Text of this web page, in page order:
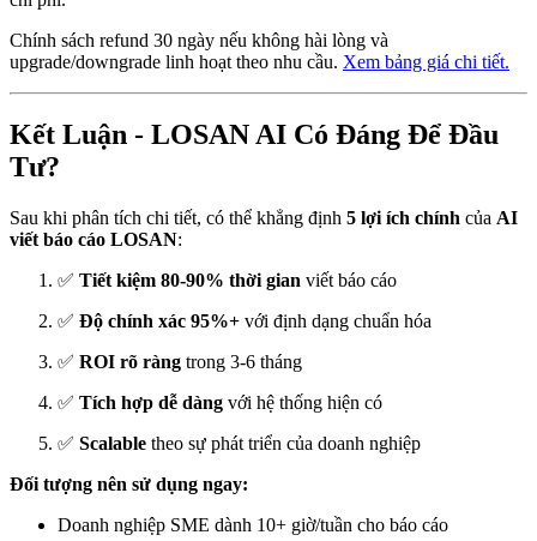
Chính sách refund 30 ngày nếu không hài lòng và
upgrade/downgrade linh hoạt theo nhu cầu. Xem bảng giá chi tiết.
Kết Luận - LOSAN AI Có Đáng Để Đầu
Tư?
Sau khi phân tích chi tiết, có thể khẳng định 5 lợi ích chính của AI
viết báo cáo LOSAN:
✅ Tiết kiệm 80-90% thời gian viết báo cáo
✅ Độ chính xác 95%+ với định dạng chuẩn hóa
✅ ROI rõ ràng trong 3-6 tháng
✅ Tích hợp dễ dàng với hệ thống hiện có
✅ Scalable theo sự phát triển của doanh nghiệp
Đối tượng nên sử dụng ngay:
Doanh nghiệp SME dành 10+ giờ/tuần cho báo cáo